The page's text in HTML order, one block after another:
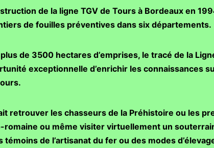
de la ligne TGV de Tours à Bordeaux en
de fouilles préventives dans six départements.
de 3500 hectares d’emprises, le tracé de la
exceptionnelle d’enrichir les connaissances
retrouver les chasseurs de la Préhistoire ou les
romaine ou même visiter virtuellement un
de l’artisanat du fer ou des modes